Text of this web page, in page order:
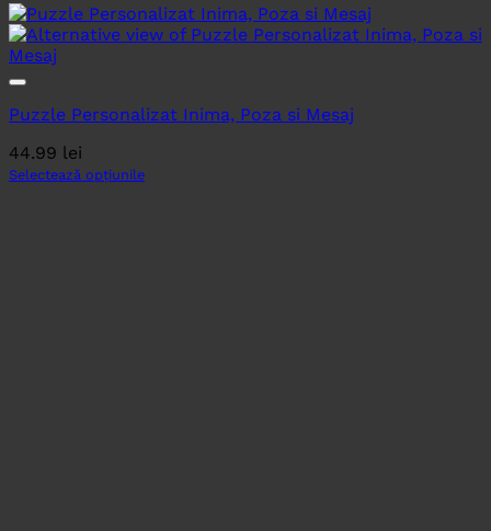
Puzzle Personalizat Inima, Poza si Mesaj
44.99 lei
Selectează opțiunile